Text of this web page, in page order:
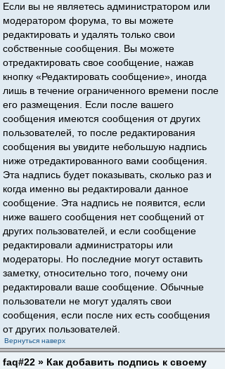
Если вы не являетесь администратором или
модератором форума, то вы можете
редактировать и удалять только свои
собственные сообщения. Вы можете
отредактировать свое сообщение, нажав
кнопку «Редактировать сообщение», иногда
лишь в течение ограниченного времени после
его размещения. Если после вашего
сообщения имеются сообщения от других
пользователей, то после редактирования
сообщения вы увидите небольшую надпись
ниже отредактированного вами сообщения.
Эта надпись будет показывать, сколько раз и
когда именно вы редактировали данное
сообщение. Эта надпись не появится, если
ниже вашего сообщения нет сообщений от
других пользователей, и если сообщение
редактировали администраторы или
модераторы. Но последние могут оставить
заметку, относительно того, почему они
редактировали ваше сообщение. Обычные
пользователи не могут удалять свои
сообщения, если после них есть сообщения
от других пользователей.
Вернуться наверх
faq#22 » Как добавить подпись к своему